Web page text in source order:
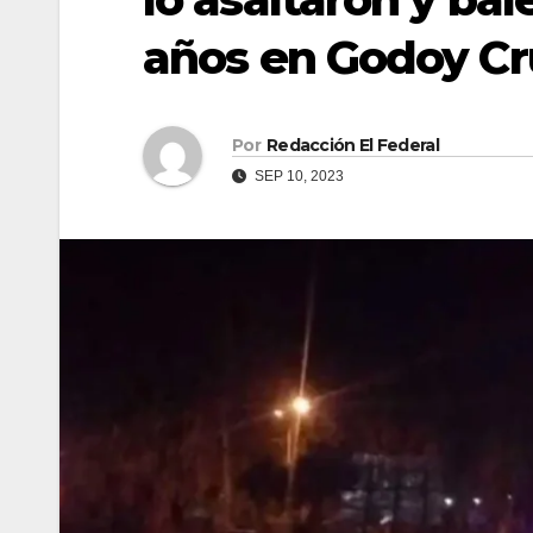
años en Godoy
Por Redacción El Federal
SEP 10, 2023